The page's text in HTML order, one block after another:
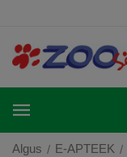
Algus / E-APTEEK /